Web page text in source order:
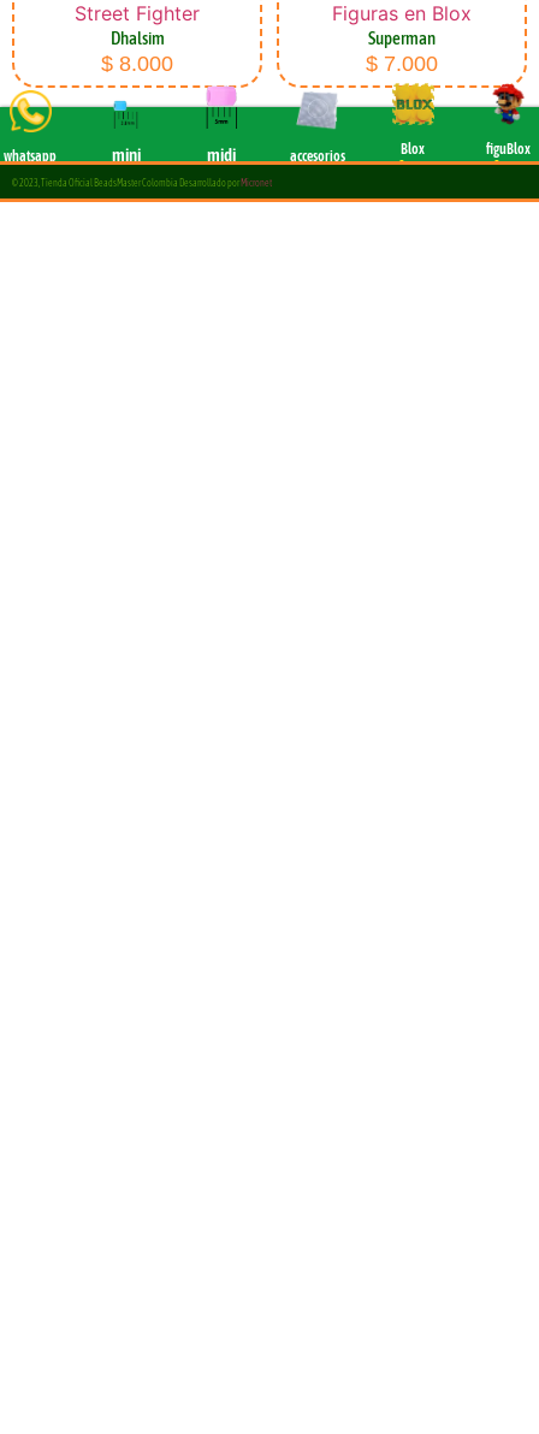
Street Fighter
Dhalsim
$ 8.000
Figuras en Blox
Superman
$ 7.000
whatsapp
mini midi
Blox
8mm
figuBlox
8 mm
accesorios
© 2023, Tienda Oficial BeadsMaster Colombia Desarrollado por Micronet